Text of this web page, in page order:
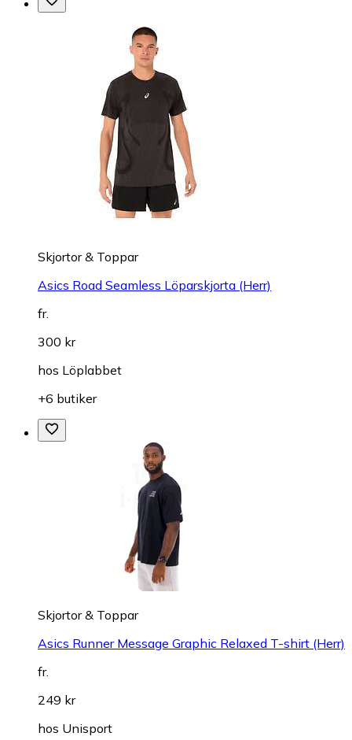
Skjortor & Toppar
Asics Road Seamless Löparskjorta (Herr)
fr.
300 kr
hos Löplabbet
+6 butiker
Skjortor & Toppar
Asics Runner Message Graphic Relaxed T-shirt (Herr)
fr.
249 kr
hos Unisport